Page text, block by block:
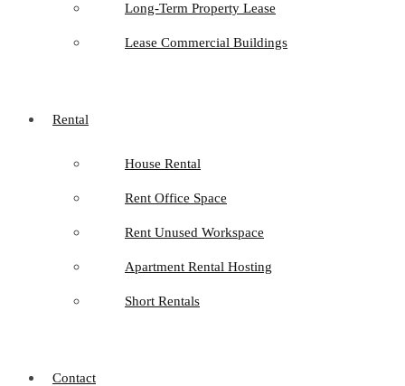
Long-Term Property Lease
Lease Commercial Buildings
Rental
House Rental
Rent Office Space
Rent Unused Workspace
Apartment Rental Hosting
Short Rentals
Contact